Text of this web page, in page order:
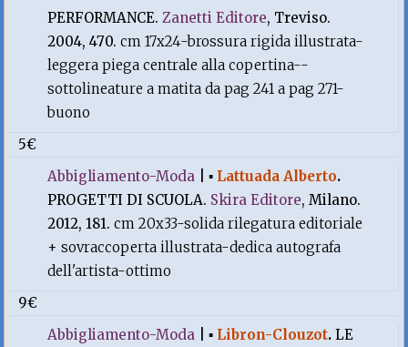
PERFORMANCE.Zanetti Editore, Treviso.
2004, 470.cm 17x24-brossura rigida illustrata-
leggera piega centrale alla copertina--
sottolineature a matita da pag 241 a pag 271-
buono
5€
Abbigliamento-Moda |▪ Lattuada Alberto.
PROGETTI DI SCUOLA. Skira Editore, Milano.
2012, 181.cm 20x33-solida rilegatura editoriale
+ sovraccoperta illustrata-dedica autografa
dell'artista-ottimo
9€
Abbigliamento-Moda |▪ Libron-Clouzot.LE